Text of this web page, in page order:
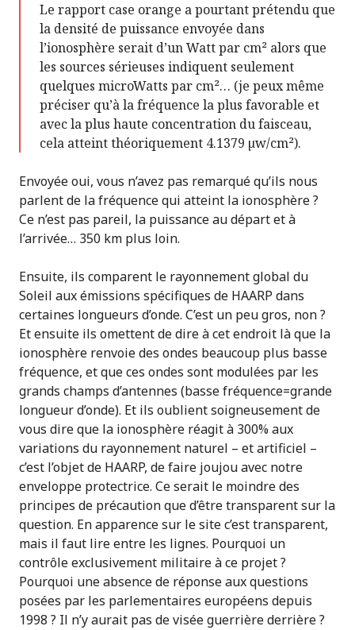
Le rapport case orange a pourtant prétendu que
la densité de puissance envoyée dans
l’ionosphère serait d’un Watt par cm² alors que
les sources sérieuses indiquent seulement
quelques microWatts par cm²… (je peux même
préciser qu’à la fréquence la plus favorable et
avec la plus haute concentration du faisceau,
cela atteint théoriquement 4.1379 µw/cm²).
Envoyée oui, vous n’avez pas remarqué qu’ils nous
parlent de la fréquence qui atteint la ionosphère ?
Ce n’est pas pareil, la puissance au départ et à
l’arrivée… 350 km plus loin.
Ensuite, ils comparent le rayonnement global du
Soleil aux émissions spécifiques de HAARP dans
certaines longueurs d’onde. C’est un peu gros, non ?
Et ensuite ils omettent de dire à cet endroit là que la
ionosphère renvoie des ondes beaucoup plus basse
fréquence, et que ces ondes sont modulées par les
grands champs d’antennes (basse fréquence=grande
longueur d’onde). Et ils oublient soigneusement de
vous dire que la ionosphère réagit à 300% aux
variations du rayonnement naturel – et artificiel –
c’est l’objet de HAARP, de faire joujou avec notre
enveloppe protectrice. Ce serait le moindre des
principes de précaution que d’être transparent sur la
question. En apparence sur le site c’est transparent,
mais il faut lire entre les lignes. Pourquoi un
contrôle exclusivement militaire à ce projet ?
Pourquoi une absence de réponse aux questions
posées par les parlementaires européens depuis
1998 ? Il n’y aurait pas de visée guerrière derrière ?